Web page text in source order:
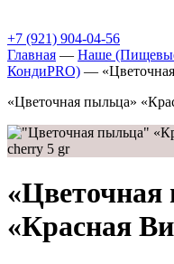
+7 (921) 904-04-56
Главная — Наше
КондиPRO) —
«Цветочная пыльца»
«Красная